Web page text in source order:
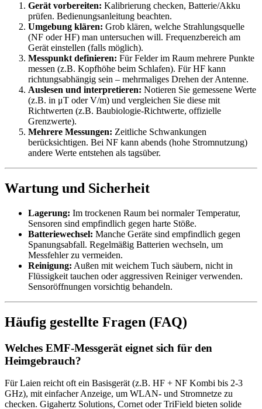
Gerät vorbereiten: Kalibrierung checken, Batterie/Akku
prüfen. Bedienungsanleitung beachten.
Umgebung klären: Grob klären, welche Strahlungsquelle
(NF oder HF) man untersuchen will. Frequenzbereich am
Gerät einstellen (falls möglich).
Messpunkt definieren: Für Felder im Raum mehrere Punkte
messen (z.B. Kopfhöhe beim Schlafen). Für HF kann
richtungsabhängig sein – mehrmaliges Drehen der Antenne.
Auslesen und interpretieren: Notieren Sie gemessene Werte
(z.B. in μT oder V/m) und vergleichen Sie diese mit
Richtwerten (z.B. Baubiologie-Richtwerte, offizielle
Grenzwerte).
Mehrere Messungen: Zeitliche Schwankungen
berücksichtigen. Bei NF kann abends (hohe Stromnutzung)
andere Werte entstehen als tagsüber.
Wartung und Sicherheit
Lagerung: Im trockenen Raum bei normaler Temperatur,
Sensoren sind empfindlich gegen harte Stöße.
Batteriewechsel: Manche Geräte sind empfindlich gegen
Spanungsabfall. Regelmäßig Batterien wechseln, um
Messfehler zu vermeiden.
Reinigung: Außen mit weichem Tuch säubern, nicht in
Flüssigkeit tauchen oder aggressiven Reiniger verwenden.
Sensoröffnungen vorsichtig behandeln.
Häufig gestellte Fragen (FAQ)
Welches EMF-Messgerät eignet sich für den
Heimgebrauch?
Für Laien reicht oft ein Basisgerät (z.B. HF + NF Kombi bis 2-3
GHz), mit einfacher Anzeige, um WLAN- und Stromnetze zu
checken. Gigahertz Solutions, Cornet oder TriField bieten solide